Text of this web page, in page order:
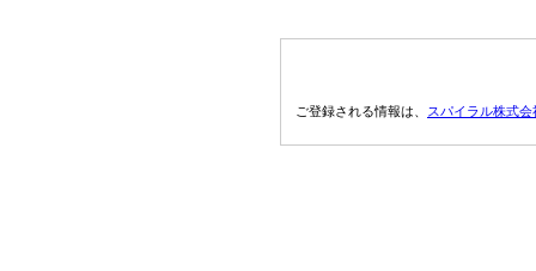
ご登録される情報は、 スパイラル株式会